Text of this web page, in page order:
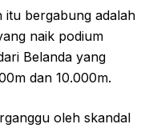
itu bergabung adalah
naik podium
Belanda yang
dan 10.000m.
oleh skandal